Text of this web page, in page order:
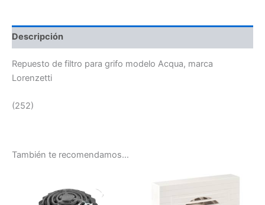
Descripción
Repuesto de filtro para grifo modelo Acqua, marca
Lorenzetti
(252)
También te recomendamos…